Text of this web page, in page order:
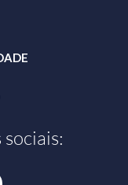
sociais: